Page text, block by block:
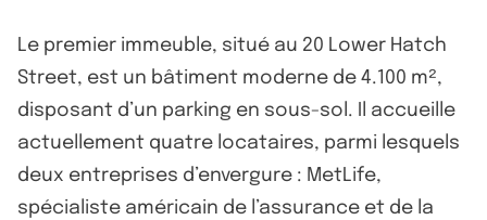
Le premier immeuble, situé au 20 Lower Hatch
Street, est un bâtiment moderne de 4.100 m²,
disposant d’un parking en sous-sol. Il accueille
actuellement quatre locataires, parmi lesquels
deux entreprises d’envergure : MetLife,
spécialiste américain de l’assurance et de la